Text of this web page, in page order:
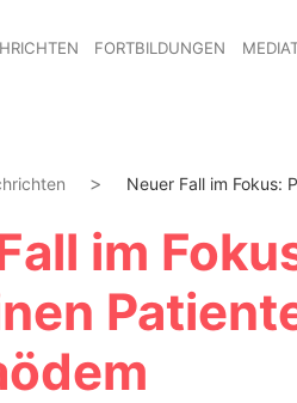
FORTBILDUNGEN
Neuer Fall im Fokus:
im